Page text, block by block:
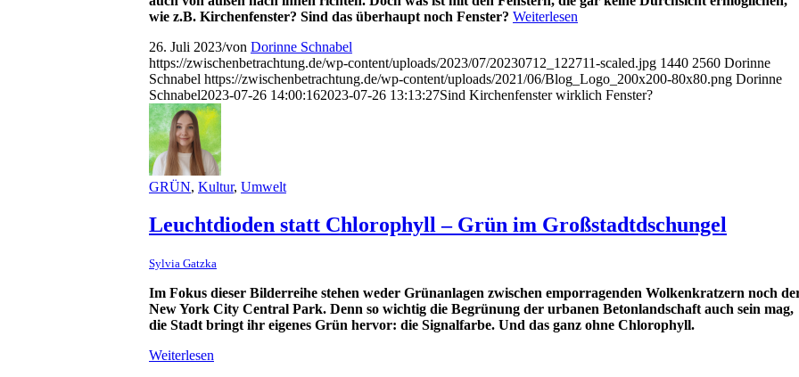
wie z.B. Kirchenfenster? Sind das überhaupt noch Fenster? Weiterlesen
26. Juli 2023/von Dorinne Schnabel
https://zwischenbetrachtung.de/wp-content/uploads/2023/07/20230712_122711-scaled.jpg 1440 2560 Dorinne
Schnabel https://zwischenbetrachtung.de/wp-content/uploads/2021/06/Blog_Logo_200x200-80x80.png Dorinne
Schnabel2023-07-26 14:00:162023-07-26 13:13:27Sind Kirchenfenster wirklich Fenster?
GRÜN, Kultur, Umwelt
Leuchtdioden statt Chlorophyll – Grün im Großstadtdschungel
Sylvia Gatzka
Im Fokus dieser Bilderreihe stehen weder Grünanlagen zwischen emporragenden Wolkenkratzern noch
New York City Central Park. Denn so wichtig die Begrünung der urbanen Betonlandschaft auch sein mag,
die Stadt bringt ihr eigenes Grün hervor: die Signalfarbe. Und das ganz ohne Chlorophyll.
Weiterlesen